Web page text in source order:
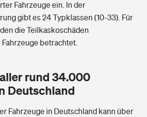
Fahrzeuge ein. In der
gibt es 24 Typklassen (10-33). Für
die Teilkaskoschäden
betrachtet.
rund 34.000
Deutschland
Fahrzeuge in Deutschland kann über